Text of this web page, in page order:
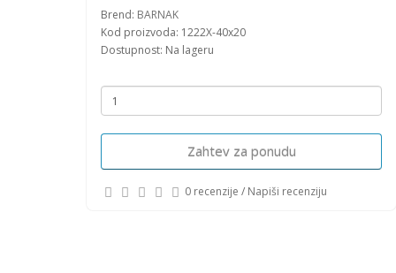
Brend: BARNAK
Kod proizvoda: 1222X-40x20
Dostupnost: Na lageru
Zahtev za ponudu
0 recenzije / Napiši recenziju